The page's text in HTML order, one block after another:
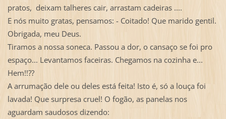
pratos, deixam talheres cair, arrastam cadeiras ....
E nós muito gratas, pensamos: - Coitado! Que marido gentil.
Obrigada, meu Deus.
Tiramos a nossa soneca. Passou a dor, o cansaço se foi pro
espaço... Levantamos faceiras. Chegamos na cozinha e...
Hem!!??
A arrumação dele ou deles está feita! Isto é, só a louça foi
lavada! Que surpresa cruel! O fogão, as panelas nos
aguardam saudosos dizendo: